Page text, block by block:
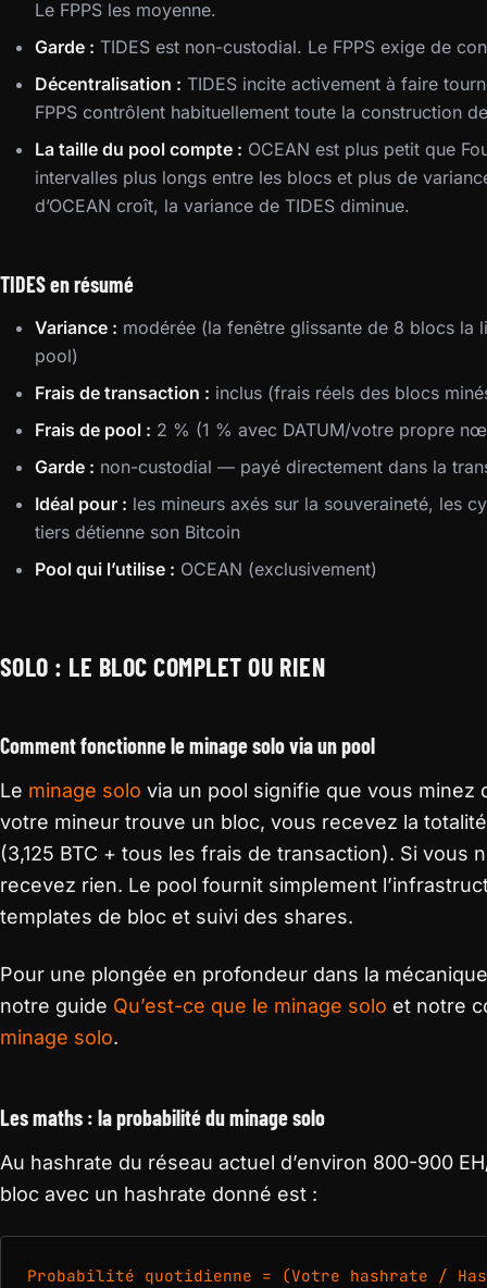
Le FPPS les moyenne.
Garde : TIDES est non-custodial. Le FPPS exige de
Décentralisation : TIDES incite activement à faire
FPPS contrôlent habituellement toute la construction
La taille du pool compte : OCEAN est plus petit que
intervalles plus longs entre les blocs et plus de
d’OCEAN croît, la variance de TIDES diminue.
TIDES en résumé
Variance : modérée (la fenêtre glissante de 8 blocs la
pool)
Frais de transaction : inclus (frais réels des blocs
Frais de pool : 2 % (1 % avec DATUM/votre propre
Garde : non-custodial — payé directement dans la
Idéal pour : les mineurs axés sur la souveraineté, les
tiers détienne son Bitcoin
Pool qui l’utilise : OCEAN (exclusivement)
SOLO : LE BLOC COMPLET OU RIEN
Comment fonctionne le minage solo via un pool
Le minage solo via un pool signifie que vous
votre mineur trouve un bloc, vous recevez la
(3,125 BTC + tous les frais de transaction). Si vous
recevez rien. Le pool fournit simplement
templates de bloc et suivi des shares.
Pour une plongée en profondeur dans la
notre guide Qu’est-ce que le minage solo et notre
minage solo.
Les maths : la probabilité du minage solo
Au hashrate du réseau actuel d’environ 800-900
bloc avec un hashrate donné est :
Probabilité quotidienne = (Votre hashrate /